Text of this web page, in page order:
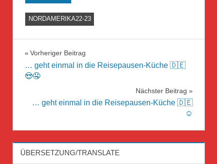
NORDAMERIKA22-23
Beitragsnavigation
Vorheriger Beitrag
… geht einmal in die Reisepausen-Küche 🇩🇪
😍🤤
Nächster Beitrag
… geht einmal in die Reisepausen-Küche 🇩🇪
☺️
ÜBERSETZUNG/TRANSLATE